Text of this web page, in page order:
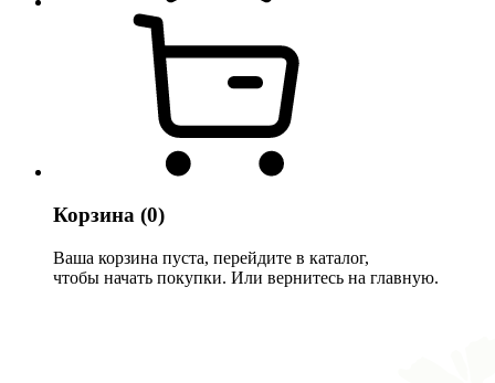
Корзина (0)
Ваша корзина пуста, перейдите в каталог,
чтобы начать покупки. Или вернитесь на главную.